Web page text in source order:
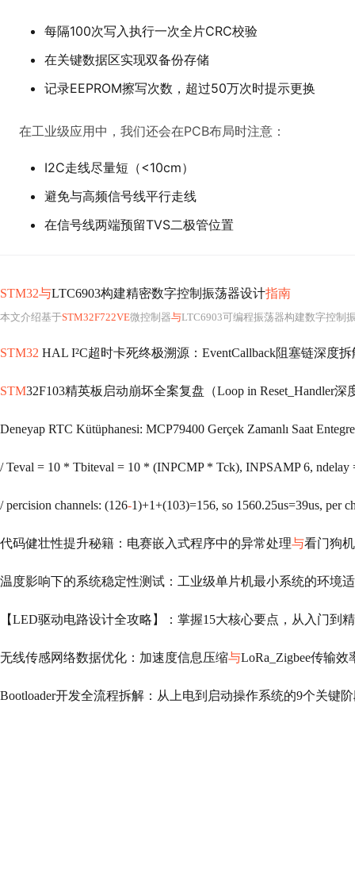
每隔100次写入执行一次全片CRC校验
在关键数据区实现双备份存储
记录EEPROM擦写次数，超过50万次时提示更换
在工业级应用中，我们还会在PCB布局时注意：
I2C走线尽量短（<10cm）
避免与高频信号线平行走线
在信号线两端预留TVS二极管位置
STM32与LTC6903构建精密数字控制振荡器设计指南
本文介绍基于STM32F722VE微控制器与LTC6903可编程振荡器构建数字控制振荡器（DCO）的完整方案，涵盖硬件电路设计（含电源去耦、SET引脚
STM32 HAL I²C超时卡死终极溯源：EventCallback阻塞链深度拆解+DMA同步断点定位+IT模式中
STM32F103精英板启动崩坏全案复盘（Loop in Reset_Handler深度破译）：8大
Deneyap RTC Kütüphanesi: MCP79400 Gerçek Zamanlı Saat
/ percision channels: (126-1)+1+(103)=156, so 1560.25us=39us, per channel */ADC_0.CTR0.B.INPLATCH =
代码健壮性提升秘籍：电赛嵌入式程序中的异常处理与看门狗
温度影响下的系统稳定性测试：工业级单片机最小系统的环境
【LED驱动电路设计全攻略】：掌握15大核心要点，从入门到
无线传感网络数据优化：加速度信息压缩与LoRa_Zigbee传输
Bootloader开发全流程拆解：从上电到启动操作系统的9个关键